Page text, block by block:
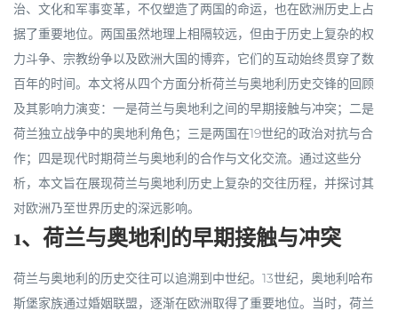
治、文化和军事变革，不仅塑造了两国的命运，也在欧洲历史上占
据了重要地位。两国虽然地理上相隔较远，但由于历史上复杂的权
力斗争、宗教纷争以及欧洲大国的博弈，它们的互动始终贯穿了数
百年的时间。本文将从四个方面分析荷兰与奥地利历史交锋的回顾
及其影响力演变：一是荷兰与奥地利之间的早期接触与冲突；二是
荷兰独立战争中的奥地利角色；三是两国在19世纪的政治对抗与合
作；四是现代时期荷兰与奥地利的合作与文化交流。通过这些分
析，本文旨在展现荷兰与奥地利历史上复杂的交往历程，并探讨其
对欧洲乃至世界历史的深远影响。
1、荷兰与奥地利的早期接触与冲突
荷兰与奥地利的历史交往可以追溯到中世纪。13世纪，奥地利哈布
斯堡家族通过婚姻联盟，逐渐在欧洲取得了重要地位。当时，荷兰